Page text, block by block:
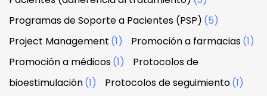
Programas de Soporte a Pacientes (PSP) (5)
Project Management (1) Promoción a farmacias(1)
Promoción a médicos(1)
Protocolos de
bioestimulación(1) Protocolos de seguimiento(1)